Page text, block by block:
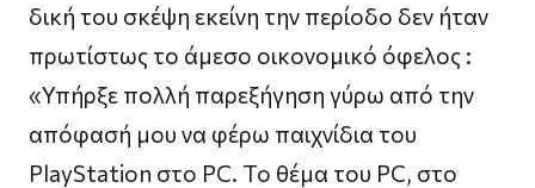
δική του σκέψη εκείνη την περίοδο δεν ήταν
πρωτίστως το άμεσο οικονομικό όφελος :
«Υπήρξε πολλή παρεξήγηση γύρω από την
απόφασή μου να φέρω παιχνίδια του
PlayStation στο PC. Το θέμα του PC, στο